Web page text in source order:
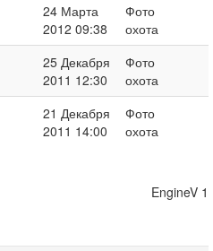
24 Марта
2012 09:38
Фото
охота
25 Декабря
2011 12:30
Фото
охота
21 Декабря
2011 14:00
Фото
охота
EngineV 1